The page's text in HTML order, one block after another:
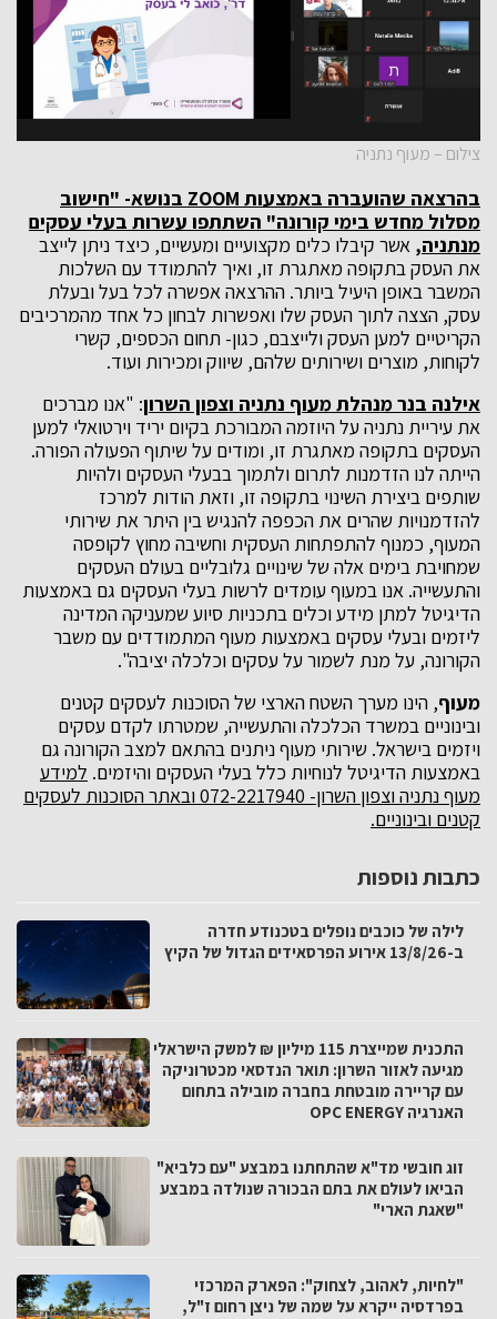
צילום – מעוף נתניה
בהרצאה שהועברה באמצעות ZOOM בנושא- "חישוב
מסלול מחדש בימי קורונה" השתתפו עשרות בעלי עסקים
מנתניה, אשר קיבלו כלים מקצועיים ומעשיים, כיצד ניתן לייצב
את העסק בתקופה מאתגרת זו, ואיך להתמודד עם השלכות
המשבר באופן היעיל ביותר. ההרצאה אפשרה לכל בעל ובעלת
עסק, הצצה לתוך העסק שלו ואפשרות לבחון כל אחד מהמרכיבים
הקריטיים למען העסק ולייצבם, כגון- תחום הכספים, קשרי
לקוחות, מוצרים ושירותים שלהם, שיווק ומכירות ועוד.
אילנה בנר מנהלת מעוף נתניה וצפון השרון: "אנו מברכים
את עיריית נתניה על היוזמה המבורכת בקיום יריד וירטואלי למען
העסקים בתקופה מאתגרת זו, ומודים על שיתוף הפעולה הפורה.
הייתה לנו הזדמנות לתרום ולתמוך בבעלי העסקים ולהיות
שותפים ביצירת השינוי בתקופה זו, וזאת הודות למרכז
להזדמנויות שהרים את הכפפה להנגיש בין היתר את שירותי
המעוף, כמנוף להתפתחות העסקית וחשיבה מחוץ לקופסה
שמחויבת בימים אלה של שינויים גלובליים בעולם העסקים
והתעשייה. אנו במעוף עומדים לרשות בעלי העסקים גם באמצעות
הדיגיטל למתן מידע וכלים בתכניות סיוע שמעניקה המדינה
ליזמים ובעלי עסקים באמצעות מעוף המתמודדים עם משבר
הקורונה, על מנת לשמור על עסקים וכלכלה יציבה".
מעוף, הינו מערך השטח הארצי של הסוכנות לעסקים קטנים
ובינוניים במשרד הכלכלה והתעשייה, שמטרתו לקדם עסקים
ויזמים בישראל. שירותי מעוף ניתנים בהתאם למצב הקורונה גם
באמצעות הדיגיטל לנוחיות כלל בעלי העסקים והיזמים. למידע
מעוף נתניה וצפון השרון- 072-2217940 ובאתר הסוכנות לעסקים
קטנים ובינוניים.
כתבות נוספות
לילה של כוכבים נופלים בטכנודע חדרה
ב-13/8/26 אירוע הפרסאידים הגדול של הקיץ
התכנית שמייצרת 115 מיליון ₪ למשק הישראלי
מגיעה לאזור השרון: תואר הנדסאי מכטרוניקה
עם קריירה מובטחת בחברה מובילה בתחום
האנרגיה OPC ENERGY
זוג חובשי מד"א שהתחתנו במבצע "עם כלביא"
הביאו לעולם את בתם הבכורה שנולדה במבצע
"שאגת הארי"
"לחיות, לאהוב, לצחוק": הפארק המרכזי
בפרדסיה ייקרא על שמה של ניצן רחום ז"ל,